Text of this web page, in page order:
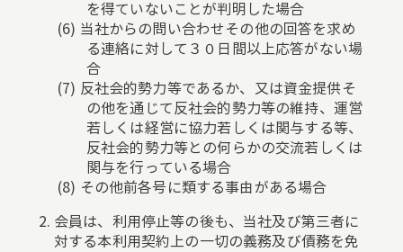
を得ていないことが判明した場合
当社からの問い合わせその他の回答を求め
る連絡に対して３０日間以上応答がない場
合
反社会的勢力等であるか、又は資金提供そ
の他を通じて反社会的勢力等の維持、運営
若しくは経営に協力若しくは関与する等、
反社会的勢力等との何らかの交流若しくは
関与を行っている場合
その他前各号に類する事由がある場合
会員は、利用停止等の後も、当社及び第三者に
対する本利用契約上の一切の義務及び債務を免